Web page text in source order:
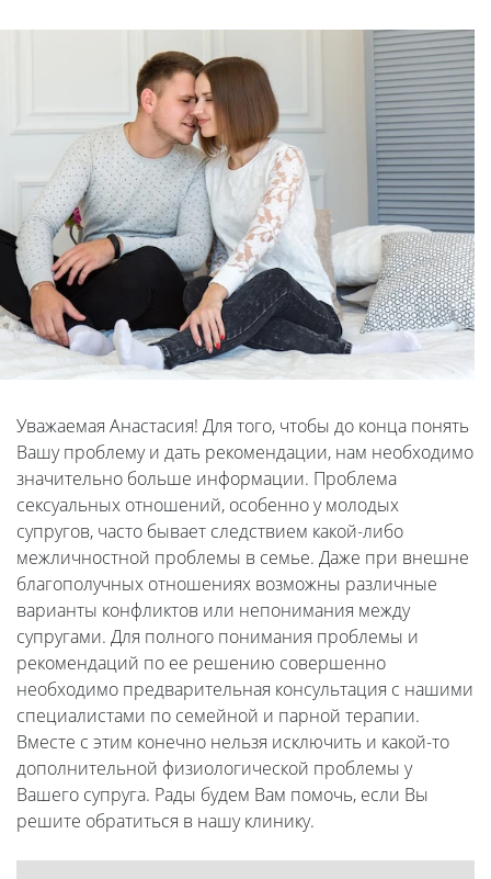
Уважаемая Анастасия! Для того, чтобы до конца понять
Вашу проблему и дать рекомендации, нам необходимо
значительно больше информации. Проблема
сексуальных отношений, особенно у молодых
супругов, часто бывает следствием какой-либо
межличностной проблемы в семье. Даже при внешне
благополучных отношениях возможны различные
варианты конфликтов или непонимания между
супругами. Для полного понимания проблемы и
рекомендаций по ее решению совершенно
необходимо предварительная консультация с нашими
специалистами по семейной и парной терапии.
Вместе с этим конечно нельзя исключить и какой-то
дополнительной физиологической проблемы у
Вашего супруга. Рады будем Вам помочь, если Вы
решите обратиться в нашу клинику.